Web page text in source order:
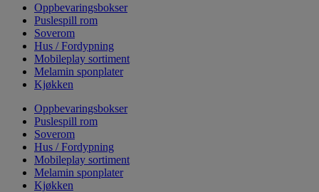
Oppbevaringsbokser
Puslespill rom
Soverom
Hus / Fordypning
Mobileplay sortiment
Melamin sponplater
Kjøkken
Oppbevaringsbokser
Puslespill rom
Soverom
Hus / Fordypning
Mobileplay sortiment
Melamin sponplater
Kjøkken